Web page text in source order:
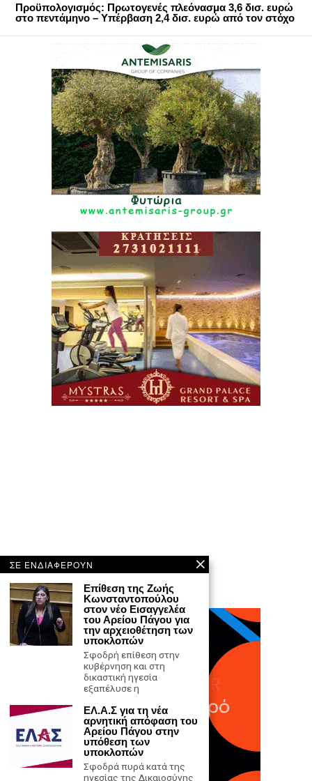
Προϋπολογισμός: Πρωτογενές πλεόνασμα 3,6 δισ. ευρώ
στο πεντάμηνο – Υπέρβαση 2,4 δισ. ευρώ από τον στόχο
ΣΕ ΕΝΔΙΑΦΕΡΟΥΝ
Επίθεση της Ζωής
Κωνσταντοπούλου
στον νέο Εισαγγελέα
του Αρείου Πάγου για
την αρχειοθέτηση των
υποκλοπών
Σφοδρή επίθεση στην
κυβέρνηση και στη
δικαστική ηγεσία
εξαπέλυσε η
ΕΛ.Α.Σ για τη νέα
αρνητική απόφαση του
Αρείου Πάγου στην
υπόθεση των
υποκλοπών
Σφοδρά πυρά κατά της
ηγεσίας της Δικαιοσύνης